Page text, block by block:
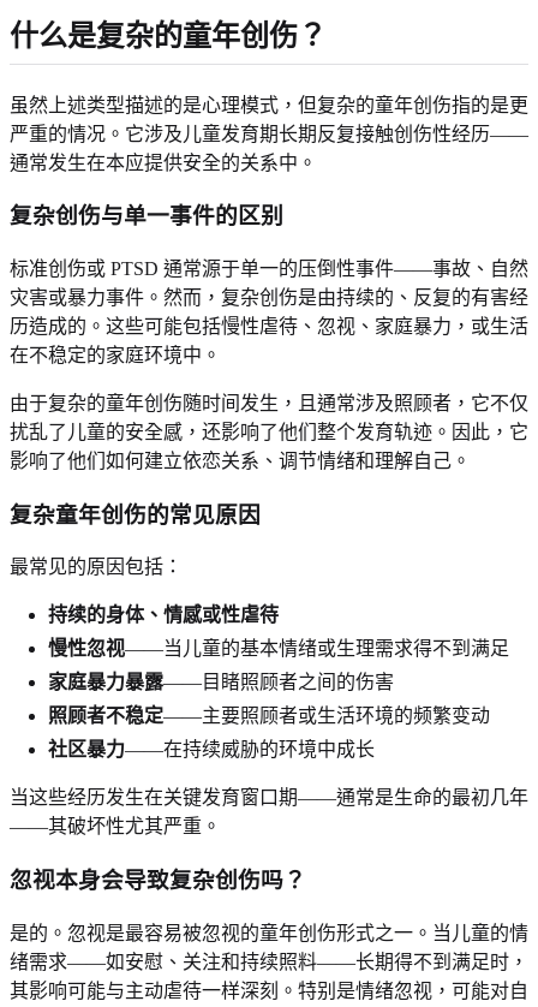
什么是复杂的童年创伤？
虽然上述类型描述的是心理模式，但复杂的童年创伤指的是更
严重的情况。它涉及儿童发育期长期反复接触创伤性经历——
通常发生在本应提供安全的关系中。
复杂创伤与单一事件的区别
标准创伤或 PTSD 通常源于单一的压倒性事件——事故、自然
灾害或暴力事件。然而，复杂创伤是由持续的、反复的有害经
历造成的。这些可能包括慢性虐待、忽视、家庭暴力，或生活
在不稳定的家庭环境中。
由于复杂的童年创伤随时间发生，且通常涉及照顾者，它不仅
扰乱了儿童的安全感，还影响了他们整个发育轨迹。因此，它
影响了他们如何建立依恋关系、调节情绪和理解自己。
复杂童年创伤的常见原因
最常见的原因包括：
持续的身体、情感或性虐待
慢性忽视——当儿童的基本情绪或生理需求得不到满足
家庭暴力暴露——目睹照顾者之间的伤害
照顾者不稳定——主要照顾者或生活环境的频繁变动
社区暴力——在持续威胁的环境中成长
当这些经历发生在关键发育窗口期——通常是生命的最初几年
——其破坏性尤其严重。
忽视本身会导致复杂创伤吗？
是的。忽视是最容易被忽视的童年创伤形式之一。当儿童的情
绪需求——如安慰、关注和持续照料——长期得不到满足时，
其影响可能与主动虐待一样深刻。特别是情绪忽视，可能对自